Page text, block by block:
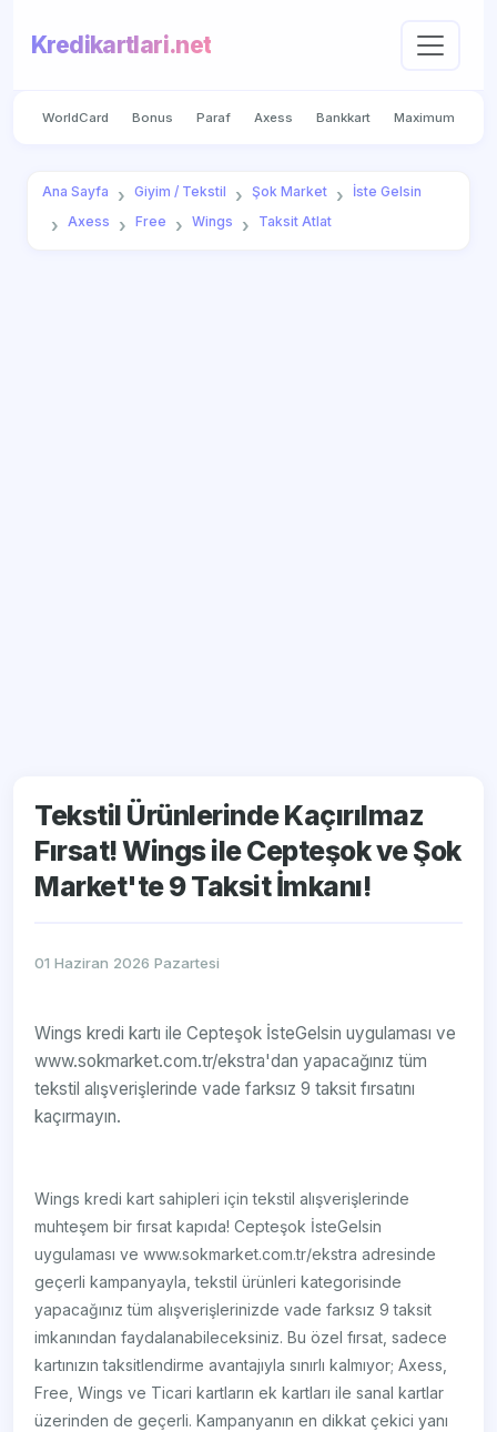
Kredikartlari.net
WorldCard Bonus Paraf Axess Bankkart Maximum
Ana Sayfa Giyim / Tekstil Şok Market
İste Gelsin
Axess
Free Wings Taksit Atlat
Tekstil Ürünlerinde Kaçırılmaz
Fırsat! Wings ile Cepteşok ve Şok
Market'te 9 Taksit İmkanı!
01 Haziran 2026 Pazartesi
Wings kredi kartı ile Cepteşok İsteGelsin uygulaması ve
www.sokmarket.com.tr/ekstra'dan yapacağınız tüm
tekstil alışverişlerinde vade farksız 9 taksit fırsatını
kaçırmayın.
Wings kredi kart sahipleri için tekstil alışverişlerinde
muhteşem bir fırsat kapıda! Cepteşok İsteGelsin
uygulaması ve www.sokmarket.com.tr/ekstra adresinde
geçerli kampanyayla, tekstil ürünleri kategorisinde
yapacağınız tüm alışverişlerinizde vade farksız 9 taksit
imkanından faydalanabileceksiniz. Bu özel fırsat, sadece
kartınızın taksitlendirme avantajıyla sınırlı kalmıyor; Axess,
Free, Wings ve Ticari kartların ek kartları ile sanal kartlar
üzerinden de geçerli. Kampanyanın en dikkat çekici yanı